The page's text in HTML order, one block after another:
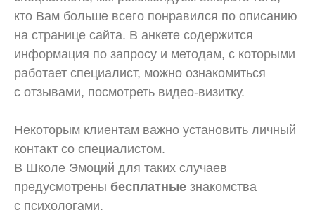
кто Вам больше всего понравился по описанию
на странице сайта. В анкете содержится
информация по запросу и методам, с которыми
работает специалист, можно ознакомиться
с отзывами, посмотреть видео-визитку.
Некоторым клиентам важно установить личный
контакт со специалистом.
В Школе Эмоций для таких случаев
предусмотрены бесплатные знакомства
с психологами.